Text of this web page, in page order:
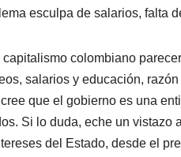
esculpa de salarios, falta
colombiano
salarios y educación,
que el gobierno es una
Si lo duda, eche un vistazo
del Estado, desde el